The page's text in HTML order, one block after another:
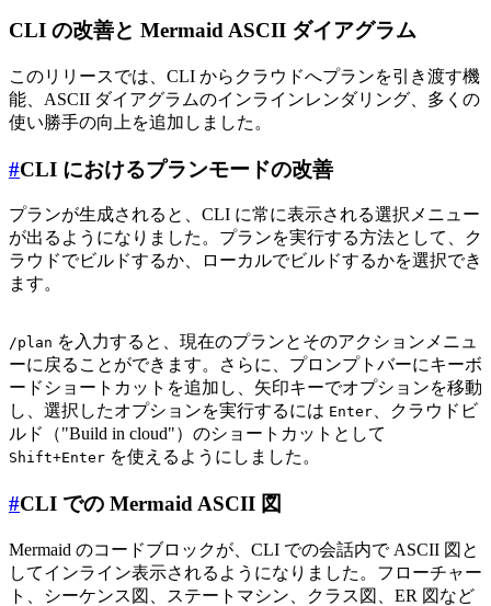
CLI の改善と Mermaid ASCII ダイアグラム
このリリースでは、CLI からクラウドへプランを引き渡す機
能、ASCII ダイアグラムのインラインレンダリング、多くの
使い勝手の向上を追加しました。
#CLI におけるプランモードの改善
プランが生成されると、CLI に常に表示される選択メニュー
が出るようになりました。プランを実行する方法として、ク
ラウドでビルドするか、ローカルでビルドするかを選択でき
ます。
/plan を入力すると、現在のプランとそのアクションメニュ
ーに戻ることができます。さらに、プロンプトバーにキーボ
ードショートカットを追加し、矢印キーでオプションを移動
し、選択したオプションを実行するには Enter 、クラウドビ
ルド（"Build in cloud"）のショートカットとして
Shift+Enter を使えるようにしました。
#CLI での Mermaid ASCII 図
Mermaid のコードブロックが、CLI での会話内で ASCII 図と
してインライン表示されるようになりました。フローチャー
ト、シーケンス図、ステートマシン、クラス図、ER 図など